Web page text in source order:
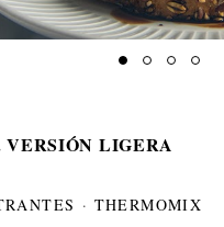
LIGERA
· THERMOMIX